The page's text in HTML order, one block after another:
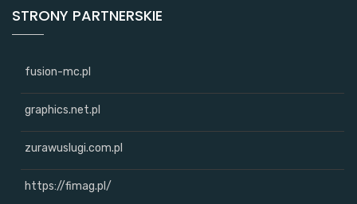
STRONY PARTNERSKIE
fusion-mc.pl
graphics.net.pl
zurawuslugi.com.pl
https://fimag.pl/